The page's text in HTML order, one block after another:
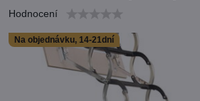
Na objednávku, 14-21dní
Hodnocení